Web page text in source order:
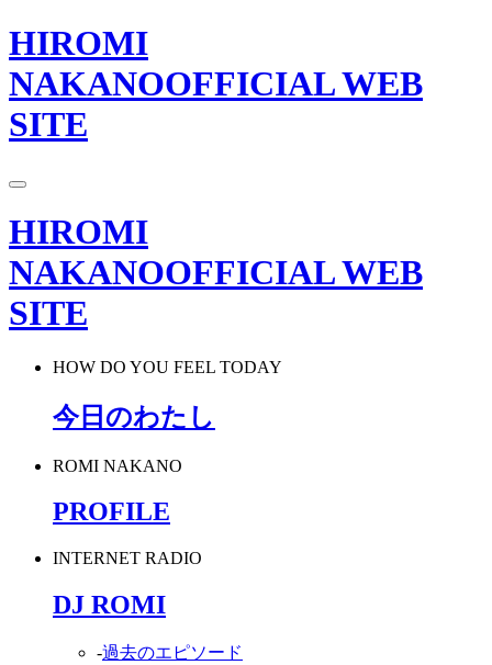
HIROMI
NAKANOOFFICIAL WEB
SITE
HIROMI
NAKANOOFFICIAL WEB
SITE
HOW DO YOU FEEL TODAY
今日のわたし
ROMI NAKANO
PROFILE
INTERNET RADIO
DJ ROMI
-過去のエピソード